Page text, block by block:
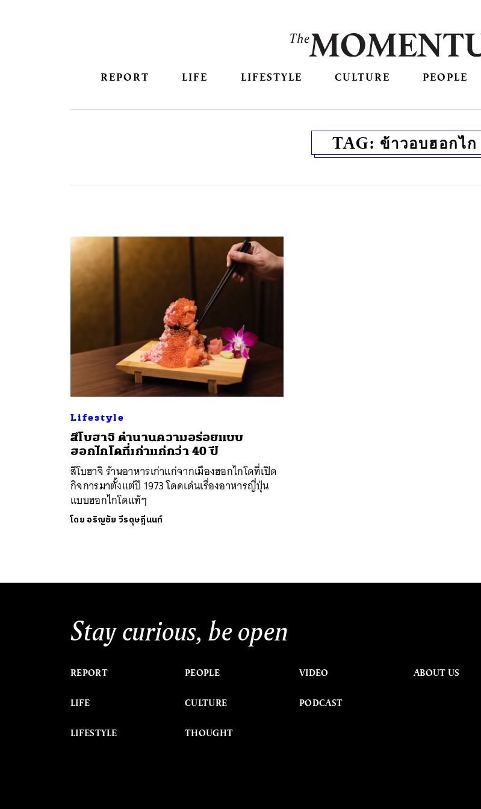
REPORT LIFE LIFESTYLE CULTURE PEOPLE
TAG: ข้าวอบฮอกไก
Lifestyle
สึโบฮาจิ ตำนานความอร่อยแบบ
ฮอกไกโดที่เก่าแก่กว่า 40 ปี
สึโบฮาจิ ร้านอาหารเก่าแก่จากเมืองฮอกไกโดที่เปิด
กิจการมาตั้งแต่ปี 1973 โดดเด่นเรื่องอาหารญี่ปุ่น
แบบฮอกไกโดแท้ๆ
โดย อริญชัย วีรดุษฎีนนท์
Stay curious, be open
REPORT
LIFE
LIFESTYLE
PEOPLE
CULTURE
THOUGHT
VIDEO
PODCAST
ABOUT US